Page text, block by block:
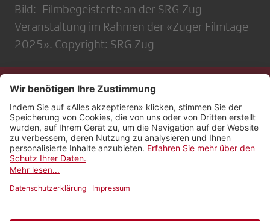
Bild: Filmbegeisterte an der SRG Zug-
Veranstaltung im Rahmen der «Zuger Filmtage
2025». Copyright: SRG Zug
Kontakt
Impressum
Rechtliches
Netiquette